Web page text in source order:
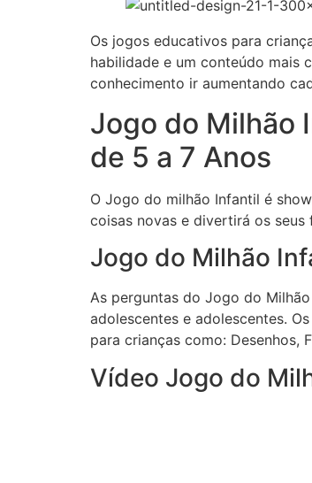
Os jogos educativos para
habilidade e um conteúdo mais
conhecimento ir aumentando
Jogo do Milhão
de 5 a 7 Anos
O Jogo do milhão Infantil é
coisas novas e divertirá os seus
Jogo do Milhão
As perguntas do Jogo do
adolescentes e adolescentes.
para crianças como: Desenhos,
Vídeo Jogo do